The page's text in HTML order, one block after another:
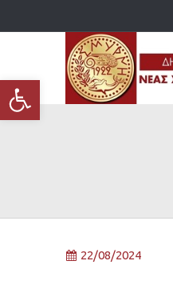
Ανοίξτε τη γραμμή εργαλείων
22/08/2024